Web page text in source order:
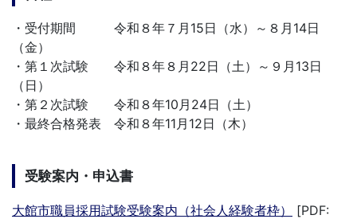
・受付期間 令和８年７月15日（水）～８月14日
（金）
・第１次試験 令和８年８月22日（土）～９月13日
（日）
・第２次試験 令和８年10月24日（土）
・最終合格発表 令和８年11月12日（木）
受験案内・申込書
大館市職員採用試験受験案内（社会人経験者枠）
[PDF: